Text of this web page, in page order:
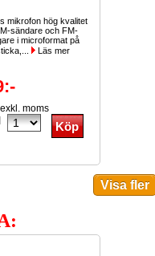
mikrofon hög kvalitet
sändare och FM-
i microformat på
Läs mer
moms